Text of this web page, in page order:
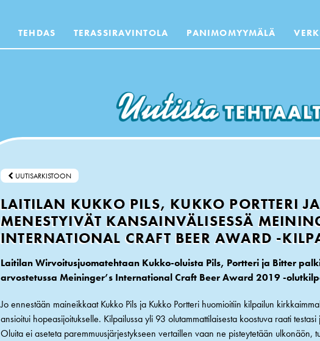
TEHDAS TERASSIRAVINTOLA PANIMOMYYMÄLÄ
UUTISARKISTOON
LAITILAN KUKKO PILS, KUKKO PORTTERI
MENESTYIVÄT KANSAINVÄLISESSÄ
INTERNATIONAL CRAFT BEER AWARD -
Laitilan Wirvoitusjuomatehtaan Kukko-oluista Pils, Portteri ja Bitter
arvostetussa Meininger’s International Craft Beer Award 2019 -
Jo ennestään maineikkaat Kukko Pils ja Kukko Portteri huomioitiin kilpailun
ansioitui hopeasijoitukselle. Kilpailussa yli 93 olutammattilaisesta koostuva raati
Oluita ei aseteta paremmuusjärjestykseen vertaillen vaan ne pisteytetään ulkonäön,